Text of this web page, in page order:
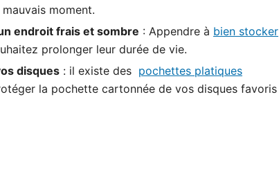
moment.
endroit frais et sombre : Appendre à bien stocker
prolonger leur durée de vie.
disques : il existe des pochettes platiques
la pochette cartonnée de vos disques favoris